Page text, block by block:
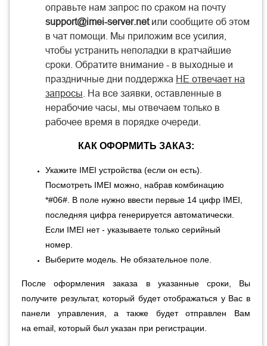
оправьте нам запрос по сраком на почту
support@imei-server.netили сообщите об этом
в чат помощи. Мы приложим все усилия,
чтобы устранить неполадки в кратчайшие
сроки. Обратите внимание - в выходные и
праздничные дни поддержка НЕ отвечает на
запросы . На все заявки, оставленные в
нерабочие часы, мы отвечаем только в
рабочее время в порядке очереди.
КАК ОФОРМИТЬ ЗАКАЗ:
Укажите IMEI устройства (если он есть).
Посмотреть IMEI можно, набрав комбинацию
*#06#. В поле нужно ввести первые 14 цифр IMEI,
последняя цифра генерируется автоматически.
Если IMEI нет - указываете только серийный
номер
Выберите модель. Не обязательное поле.
После оформления заказа в указанные сроки, Вы
получите результат, который будет отображаться у Вас в
панели управления, а также будет отправлен Вам
на email, который был указан при регистрации.